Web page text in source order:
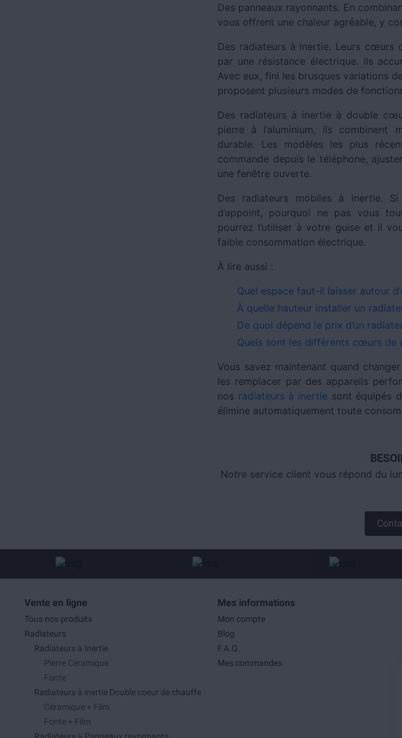
Des panneaux rayonnants. En
vous offrent une chaleur agréable, y
Des radiateurs à inertie. Leurs cœurs
par une résistance électrique. Ils
Avec eux, fini les brusques variations
proposent plusieurs modes de
Des radiateurs à inertie à double
pierre à l’aluminium, ils combinent
durable. Les modèles les plus
commande depuis le téléphone,
une fenêtre ouverte.
Des radiateurs mobiles à inertie. Si
d’appoint, pourquoi ne pas vous
pourrez l’utiliser à votre guise et il
faible consommation électrique.
À lire aussi :
Quel espace faut-il laisser autour
À quelle hauteur installer un
De quoi dépend le prix d’un
Quels sont les différents cœurs de
Vous savez maintenant quand
les remplacer par des appareils
nos radiateurs à inertie sont équipés
élimine automatiquement toute
Notre service client vous répond du
Vente en ligne
Tous nos produits
Radiateurs
Radiateurs à Inertie
Pierre Céramique
Fonte
Radiateurs à inertie Double coeur de chauffe
Céramique + Film
Fonte + Film
Radiateurs à Panneaux rayonnants
Mes informations
Mon compte
Blog
F.A.Q.
Mes commandes